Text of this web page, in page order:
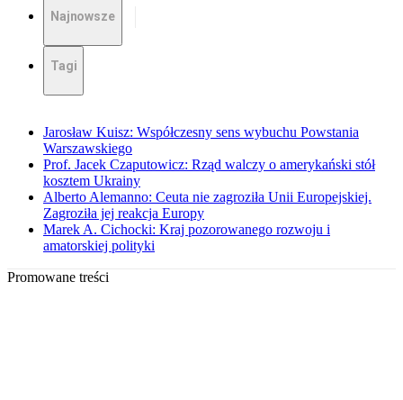
Najnowsze
Tagi
Jarosław Kuisz: Współczesny sens wybuchu Powstania
Warszawskiego
Prof. Jacek Czaputowicz: Rząd walczy o amerykański stół
kosztem Ukrainy
Alberto Alemanno: Ceuta nie zagroziła Unii Europejskiej.
Zagroziła jej reakcja Europy
Marek A. Cichocki: Kraj pozorowanego rozwoju i
amatorskiej polityki
Promowane treści